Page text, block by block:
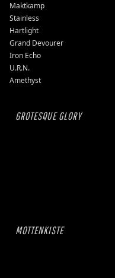
Maktkamp
Stainless
Hartlight
Grand Devourer
Iron Echo
U.R.N.
Amethyst
GROTESQUE GLORY
MOTTENKISTE